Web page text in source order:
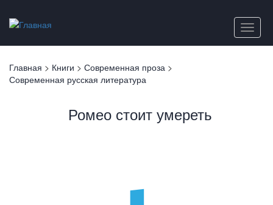
основному
содержанию
Toggle
Вы
здесь
Главная > Книги > Современная проза >
Современная русская литература
Ромео стоит умереть